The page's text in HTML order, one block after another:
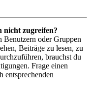
nicht zugreifen?
Benutzern oder Gruppen
Beiträge zu lesen, zu
brauchst du
Frage einen
entsprechenden